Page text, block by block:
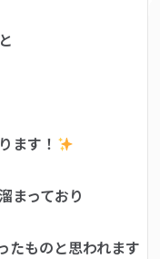
ます！
まっており
たものと思われます